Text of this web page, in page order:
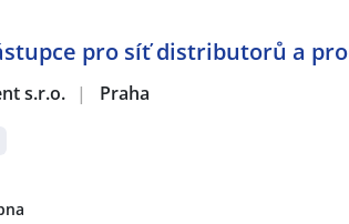
pro síť distributorů a
s.r.o. | Praha